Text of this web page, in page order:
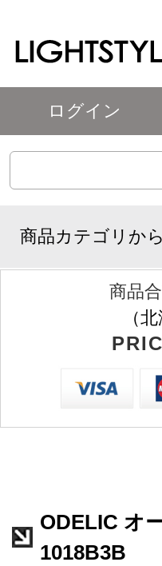
ログイン
商品カテゴリか
商品
（
ODELIC オ
1018B3B